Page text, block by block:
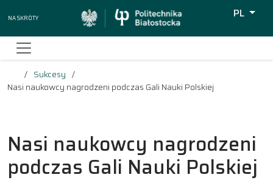
Na skróty
PL
Sukcesy
Nasi naukowcy nagrodzeni podczas Gali Nauki Polskiej
Nasi naukowcy nagrodzeni
podczas Gali Nauki Polskiej